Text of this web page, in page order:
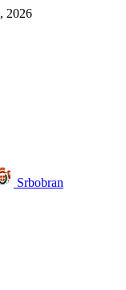
2026
Srbobran